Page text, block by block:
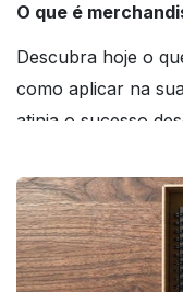
O que é
Descubra hoje o
como aplicar na
atinja o sucesso